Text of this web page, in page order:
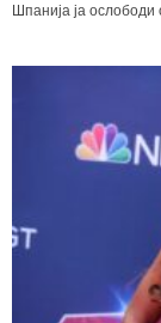
Шпанија ја ослободи